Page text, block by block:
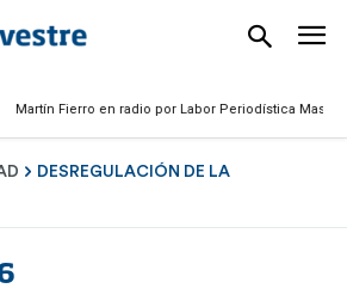
Fierro en radio por Labor Periodística Masculina 2025
DESREGULACIÓN DE LA